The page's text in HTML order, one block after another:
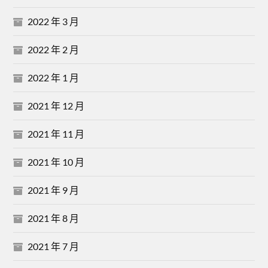
2022 年 3 月
2022 年 2 月
2022 年 1 月
2021 年 12 月
2021 年 11 月
2021 年 10 月
2021 年 9 月
2021 年 8 月
2021 年 7 月